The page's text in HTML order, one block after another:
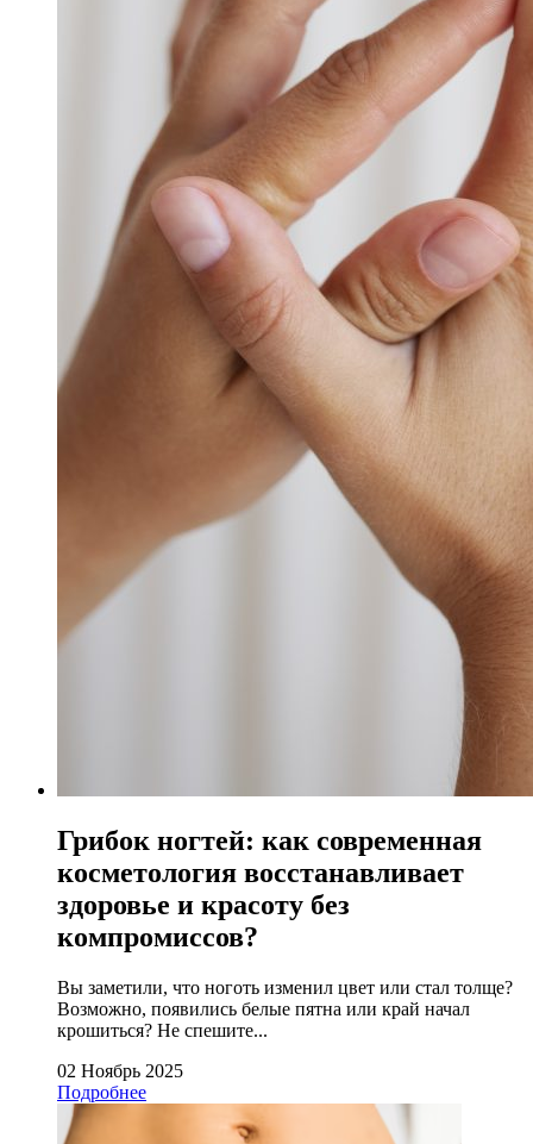
Грибок ногтей: как современная
косметология восстанавливает
здоровье и красоту без
компромиссов?
Вы заметили, что ноготь изменил цвет или стал толще?
Возможно, появились белые пятна или край начал
крошиться? Не спешите...
02 Ноябрь 2025
Подробнее